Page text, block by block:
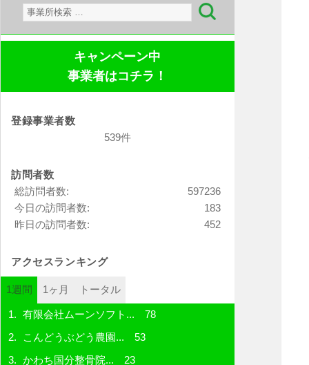
検
索:
キャンペーン中
事業者はコチラ！
登録事業者数
539件
訪問者数
597236
総訪問者数:
183
今日の訪問者数:
452
昨日の訪問者数:
アクセスランキング
1週間 1ヶ月 トータル
有限会社ムーンソフト... 78
こんどうぶどう農園... 53
かわち国分整骨院... 23